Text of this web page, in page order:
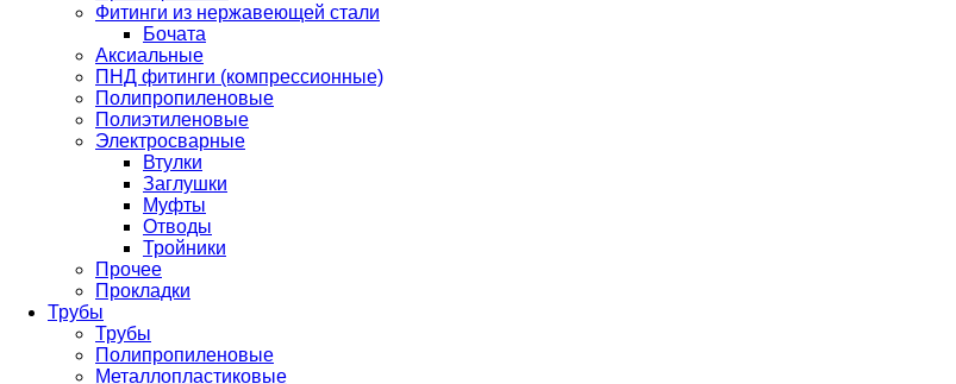
Фитинги из нержавеющей стали
Бочата
Аксиальные
ПНД фитинги (компрессионные)
Полипропиленовые
Полиэтиленовые
Электросварные
Втулки
Заглушки
Муфты
Отводы
Тройники
Прочее
Прокладки
Трубы
Трубы
Полипропиленовые
Металлопластиковые